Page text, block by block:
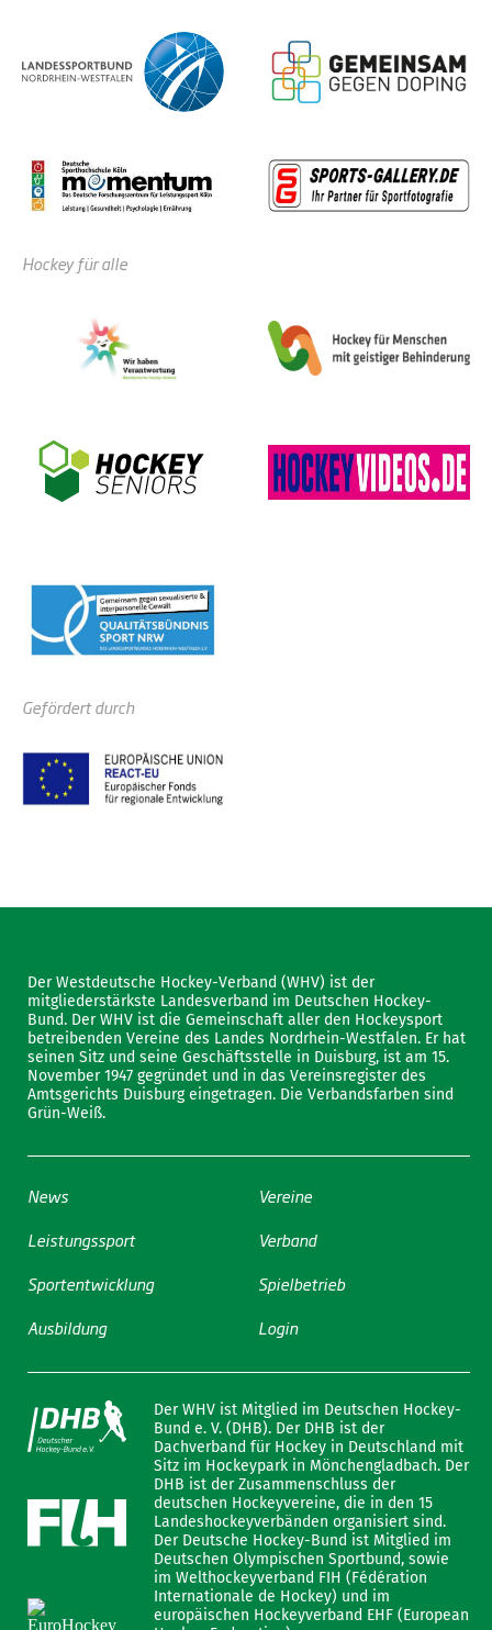
Hockey für alle
Gefördert durch
Der Westdeutsche Hockey-Verband (WHV) ist der
mitgliederstärkste Landesverband im Deutschen Hockey-
Bund. Der WHV ist die Gemeinschaft aller den Hockeysport
betreibenden Vereine des Landes Nordrhein-Westfalen. Er hat
seinen Sitz und seine Geschäftsstelle in Duisburg, ist am 15.
November 1947 gegründet und in das Vereinsregister des
Amtsgerichts Duisburg eingetragen. Die Verbandsfarben sind
Grün-Weiß.
News
Leistungssport
Sportentwicklung
Ausbildung
Vereine
Verband
Spielbetrieb
Login
Der WHV ist Mitglied im Deutschen Hockey-
Bund e. V. (DHB). Der DHB ist der
Dachverband für Hockey in Deutschland mit
Sitz im Hockeypark in Mönchengladbach. Der
DHB ist der Zusammenschluss der
deutschen Hockeyvereine, die in den 15
Landeshockeyverbänden organisiert sind.
Der Deutsche Hockey-Bund ist Mitglied im
Deutschen Olympischen Sportbund, sowie
im Welthockeyverband FIH (Fédération
Internationale de Hockey) und im
europäischen Hockeyverband EHF (European